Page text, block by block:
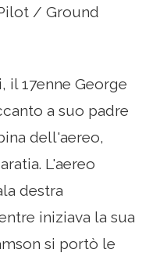
/ Ground
il 17enne George
a suo padre
dell'aereo,
L'aereo
destra
iniziava la sua
si portò le